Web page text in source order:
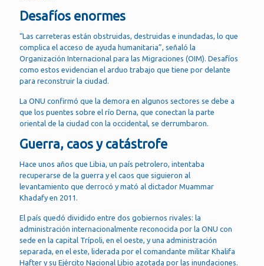
Desafíos enormes
“Las carreteras están obstruidas, destruidas e inundadas, lo que
complica el acceso de ayuda humanitaria”, señaló la
Organización Internacional para las Migraciones (OIM). Desafíos
como estos evidencian el arduo trabajo que tiene por delante
para reconstruir la ciudad.
La ONU confirmó que la demora en algunos sectores se debe a
que los puentes sobre el río Derna, que conectan la parte
oriental de la ciudad con la occidental, se derrumbaron.
Guerra, caos y catástrofe
Hace unos años que Libia, un país petrolero, intentaba
recuperarse de la guerra y el caos que siguieron al
levantamiento que derrocó y mató al dictador Muammar
Khadafy en 2011.
El país quedó dividido entre dos gobiernos rivales: la
administración internacionalmente reconocida por la ONU con
sede en la capital Trípoli, en el oeste, y una administración
separada, en el este, liderada por el comandante militar Khalifa
Hafter y su Ejército Nacional Libio azotada por las inundaciones.